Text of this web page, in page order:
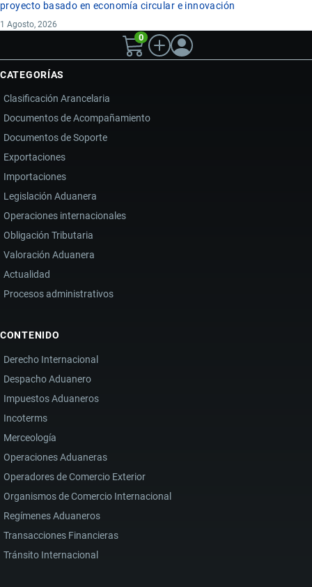
proyecto basado en economía circular e innovación
1 Agosto, 2026
0
CATEGORÍAS
Clasificación Arancelaria
Documentos de Acompañamiento
Documentos de Soporte
Exportaciones
Importaciones
Legislación Aduanera
Operaciones internacionales
Obligación Tributaria
Valoración Aduanera
Actualidad
Procesos administrativos
CONTENIDO
Derecho Internacional
Despacho Aduanero
Impuestos Aduaneros
Incoterms
Merceología
Operaciones Aduaneras
Operadores de Comercio Exterior
Organismos de Comercio Internacional
Regímenes Aduaneros
Transacciones Financieras
Tránsito Internacional